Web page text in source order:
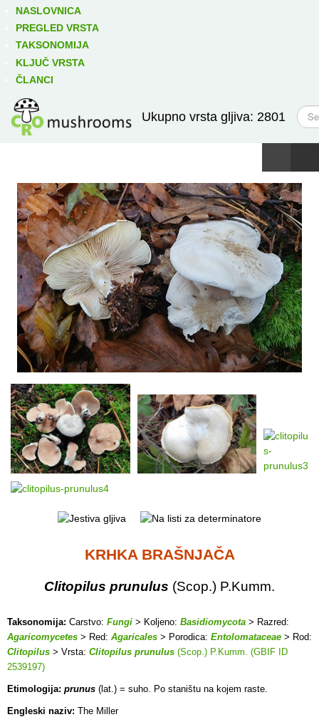
NASLOVNICA
PREGLED VRSTA
TAKSONOMIJA
KLJUČ VRSTA
ČLANCI
Ukupno vrsta gljiva: 2801
T
r
KRHKA BRAŠNJAČA
Clitopilus prunulus (Scop.) P.Kumm.
Taksonomija: Carstvo: Fungi > Koljeno: Basidiomycota > Razred:
Agaricomycetes > Red: Agaricales > Porodica: Entolomataceae > Rod:
Clitopilus > Vrsta: Clitopilus prunulus (Scop.) P.Kumm. (GBIF ID
2539197)
Etimologija: prunus (lat.) = suho. Po staništu na kojem raste.
Engleski naziv: The Miller
Izravno podređene niže takse: